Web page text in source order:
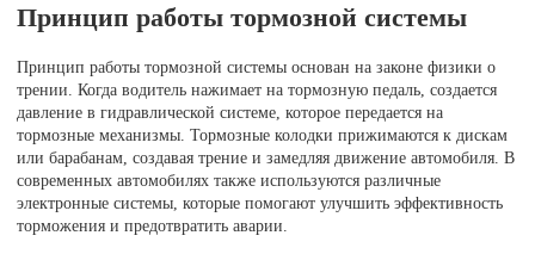
Принцип работы тормозной системы
Принцип работы тормозной системы основан на законе физики о
трении. Когда водитель нажимает на тормозную педаль, создается
давление в гидравлической системе, которое передается на
тормозные механизмы. Тормозные колодки прижимаются к дискам
или барабанам, создавая трение и замедляя движение автомобиля. В
современных автомобилях также используются различные
электронные системы, которые помогают улучшить эффективность
торможения и предотвратить аварии.